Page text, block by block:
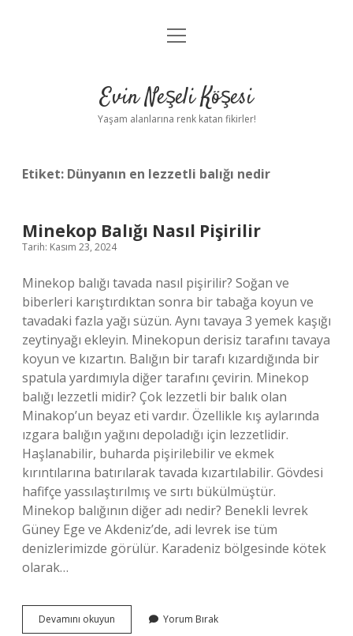
Anasayfa
Yasal Uyarı
menüyü
Evin Neşeli Köşesi
Yaşam alanlarına renk katan fikirler!
Etiket: Dünyanın en lezzetli balığı nedir
Minekop Balığı Nasıl Pişirilir
Tarih: Kasım 23, 2024
Minekop balığı tavada nasıl pişirilir? Soğan ve
biberleri karıştırdıktan sonra bir tabağa koyun ve
tavadaki fazla yağı süzün. Aynı tavaya 3 yemek kaşığı
zeytinyağı ekleyin. Minekopun derisiz tarafını tavaya
koyun ve kızartın. Balığın bir tarafı kızardığında bir
spatula yardımıyla diğer tarafını çevirin. Minekop
balığı lezzetli midir? Çok lezzetli bir balık olan
Minakop’un beyaz eti vardır. Özellikle kış aylarında
ızgara balığın yağını depoladığı için lezzetlidir.
Haşlanabilir, buharda pişirilebilir ve ekmek
kırıntılarına batırılarak tavada kızartılabilir. Gövdesi
hafifçe yassılaştırılmış ve sırtı bükülmüştür.
Minekop balığının diğer adı nedir? Benekli levrek
Güney Ege ve Akdeniz’de, adi levrek ise tüm
denizlerimizde görülür. Karadeniz bölgesinde kötek
olarak…
Devamını okuyun Minekop
Balığı
Yorum Bırak